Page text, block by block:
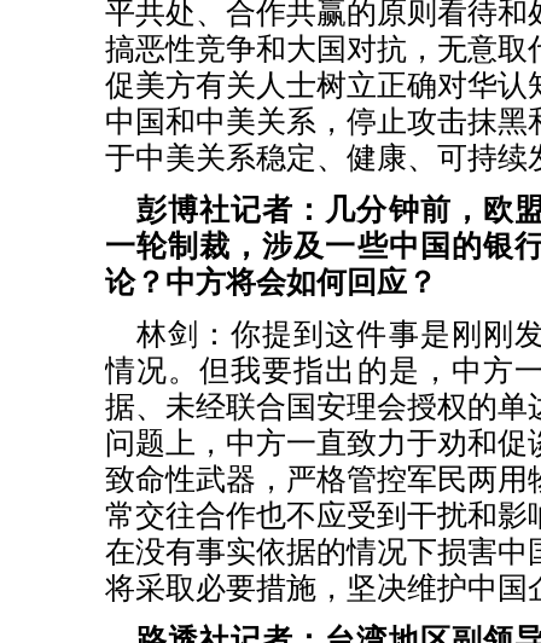
平共处、合作共赢的原则看待和
搞恶性竞争和大国对抗，无意取
促美方有关人士树立正确对华认
中国和中美关系，停止攻击抹黑
于中美关系稳定、健康、可持续
彭博社记者：几分钟前，欧
一轮制裁，涉及一些中国的银
论？中方将会如何回应？
林剑：你提到这件事是刚刚
情况。但我要指出的是，中方
据、未经联合国安理会授权的单
问题上，中方一直致力于劝和促
致命性武器，严格管控军民两用
常交往合作也不应受到干扰和影
在没有事实依据的情况下损害中
将采取必要措施，坚决维护中国